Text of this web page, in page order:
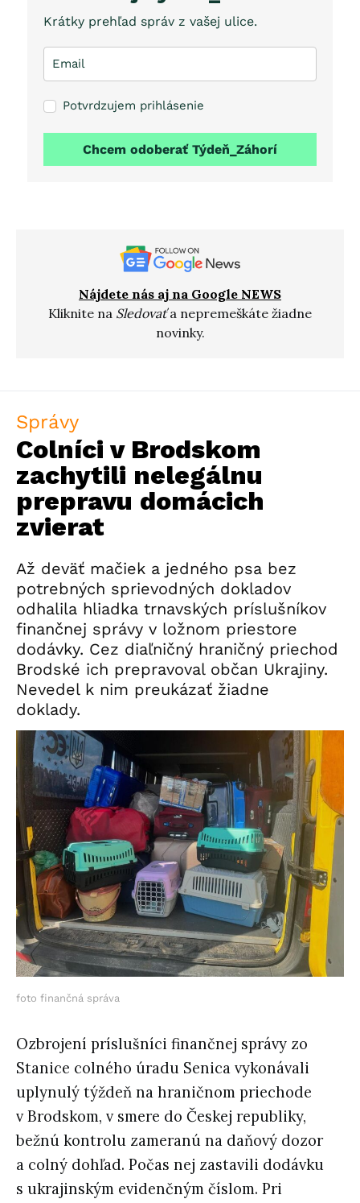
Krátky prehľad správ z vašej ulice.
Potvrdzujem prihlásenie
Chcem odoberať Týdeň_Záhorí
Nájdete nás aj na Google NEWS
Kliknite na Sledovaťa nepremeškáte žiadne
novinky.
Správy
Colníci v Brodskom
zachytili nelegálnu
prepravu domácich
zvierat
Až deväť mačiek a jedného psa bez
potrebných sprievodných dokladov
odhalila hliadka trnavských príslušníkov
finančnej správy v ložnom priestore
dodávky. Cez diaľničný hraničný priechod
Brodské ich prepravoval občan Ukrajiny.
Nevedel k nim preukázať žiadne
doklady.
foto finančná správa
Ozbrojení príslušníci finančnej správy zo
Stanice colného úradu Senica vykonávali
uplynulý týždeň na hraničnom priechode
v Brodskom, v smere do Českej republiky,
bežnú kontrolu zameranú na daňový dozor
a colný dohľad. Počas nej zastavili dodávku
s ukrajinským evidenčným číslom. Pri